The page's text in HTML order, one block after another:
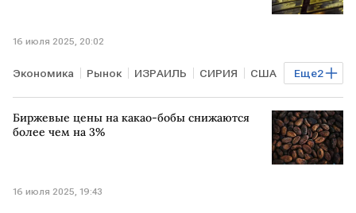
16 июля 2025, 20:02
Еще2
Экономика Рынок ИЗРАИЛЬ СИРИЯ США
Comex золото
Биржевые цены на какао-бобы снижаются
более чем на 3%
16 июля 2025, 19:43